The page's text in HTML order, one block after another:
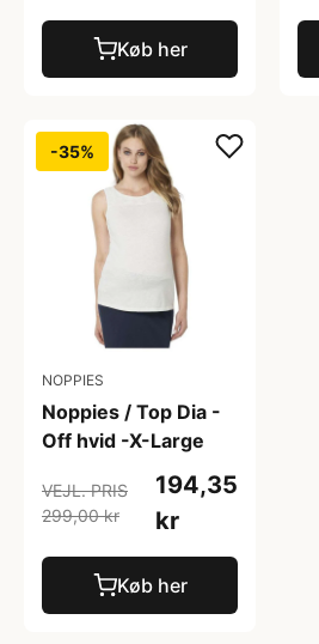
Køb her
-35%
NOPPIES
Noppies / Top Dia -
Off hvid -X-Large
VEJL. PRIS
299,00 kr
194,35
kr
Køb her